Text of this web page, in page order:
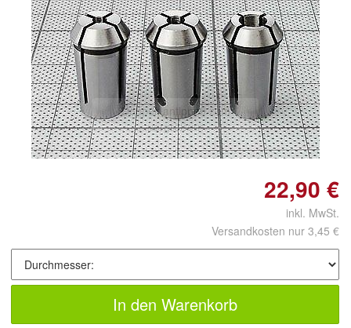
Doppelt antippen zum
vergrößern
22,90 €
inkl. MwSt.
Versandkosten nur 3,45 €
In den Warenkorb